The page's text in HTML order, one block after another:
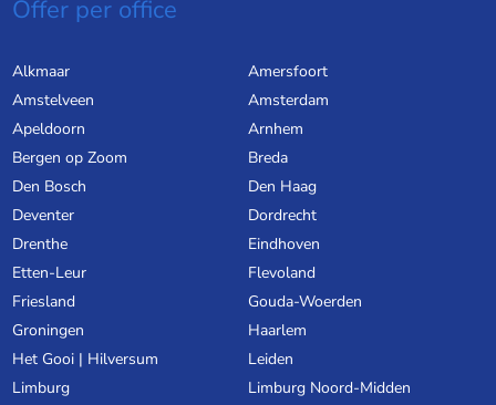
Offer per office
Alkmaar
Amersfoort
Amstelveen
Amsterdam
Apeldoorn
Arnhem
Bergen op Zoom
Breda
Den Bosch
Den Haag
Deventer
Dordrecht
Drenthe
Eindhoven
Etten-Leur
Flevoland
Friesland
Gouda-Woerden
Groningen
Haarlem
Het Gooi | Hilversum
Leiden
Limburg
Limburg Noord-Midden